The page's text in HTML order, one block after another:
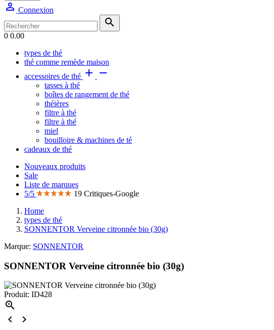
 Connexion

0 0.00
types de thé
thé comme remède maison
accessoires de thé  
tasses à thé
boîtes de rangement de thé
théières
filtre à thé
filtre à thé
miel
bouilloire & machines de té
cadeaux de thé
Nouveaux produits
Sale
Liste de marques
5/5
19 Critiques-Google
Home
types de thé
SONNENTOR Verveine citronnée bio (30g)
Marque: SONNENTOR
SONNENTOR Verveine citronnée bio (30g)
Produit: ID428


